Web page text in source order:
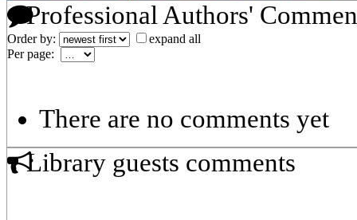
Professional Authors'
Order by:
expand all
Per page:
There are no comments yet
Library guests comments